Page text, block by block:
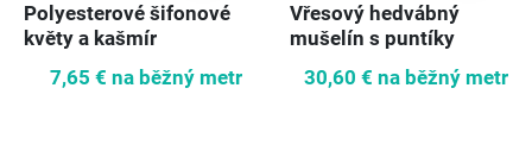
Polyesterové šifonové
květy a kašmír
7,65 € na běžný metr
Vřesový hedvábný
mušelín s puntíky
30,60 € na běžný metr